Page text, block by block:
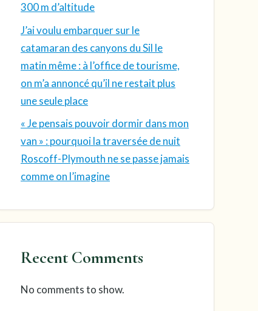
300 m d’altitude
J’ai voulu embarquer sur le
catamaran des canyons du Sil le
matin même : à l’office de tourisme,
on m’a annoncé qu’il ne restait plus
une seule place
« Je pensais pouvoir dormir dans mon
van » : pourquoi la traversée de nuit
Roscoff-Plymouth ne se passe jamais
comme on l’imagine
Recent Comments
No comments to show.